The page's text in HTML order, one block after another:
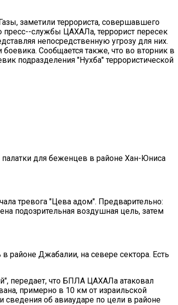
заметили террориста, совершавшего
службы ЦАХАЛа, террорист пересек
непосредственную угрозу для них.
Сообщается также, что во вторник в
подразделения "Нухба" террористической
палатки для беженцев в районе Хан-Юниса
тревога "Цева адом". Предварительно:
подозрительная воздушная цель, затем
районе Джабалии, на севере сектора. Есть
передает, что БПЛА ЦАХАЛа атаковал
примерно в 10 км от израильской
сведения об авиаударе по цели в районе